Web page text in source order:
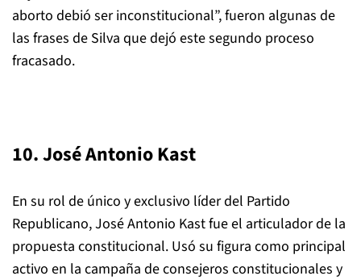
aborto debió ser inconstitucional”, fueron algunas de
las frases de Silva que dejó este segundo proceso
fracasado.
10. José Antonio Kast
En su rol de único y exclusivo líder del Partido
Republicano, José Antonio Kast fue el articulador de la
propuesta constitucional. Usó su figura como principal
activo en la campaña de consejeros constitucionales y